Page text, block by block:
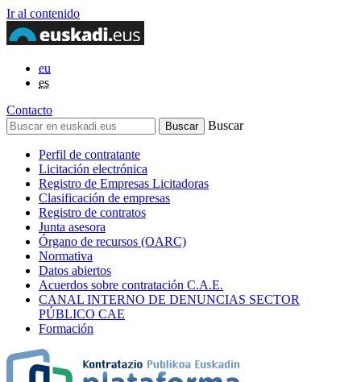
Ir al contenido
eu
es
Contacto
Buscar
Perfil de contratante
Licitación electrónica
Registro de Empresas Licitadoras
Clasificación de empresas
Registro de contratos
Junta asesora
Órgano de recursos (OARC)
Normativa
Datos abiertos
Acuerdos sobre contratación C.A.E.
CANAL INTERNO DE DENUNCIAS SECTOR
PÚBLICO CAE
Formación